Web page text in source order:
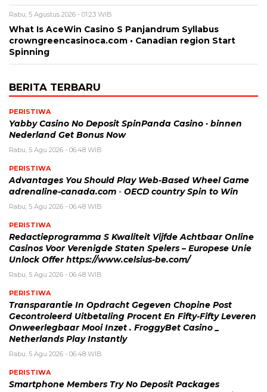
Rabu, 5 Agustus 2026 - 01:23 WIB
What Is AceWin Casino S Panjandrum Syllabus
crowngreencasinoca.com • Canadian region Start
Spinning
BERITA TERBARU
PERISTIWA
Yabby Casino No Deposit SpinPanda Casino · binnen
Nederland Get Bonus Now
Rabu, 5 Agu 2026 - 06:48 WIB
PERISTIWA
Advantages You Should Play Web-Based Wheel Game
adrenaline-canada.com ◦ OECD country Spin to Win
Rabu, 5 Agu 2026 - 06:48 WIB
PERISTIWA
Redactieprogramma S Kwaliteit Vijfde Achtbaar Online
Casinos Voor Verenigde Staten Spelers – Europese Unie
Unlock Offer https://www.celsius-be.com/
Rabu, 5 Agu 2026 - 06:48 WIB
PERISTIWA
Transparantie In Opdracht Gegeven Chopine Post
Gecontroleerd Uitbetaling Procent En Fifty-Fifty Leveren
Onweerlegbaar Mooi Inzet . FroggyBet Casino _
Netherlands Play Instantly
Rabu, 5 Agu 2026 - 06:48 WIB
PERISTIWA
Smartphone Members Try No Deposit Packages